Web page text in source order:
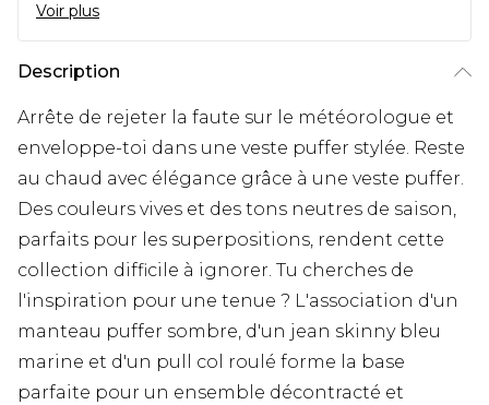
Voir plus
Description
Arrête de rejeter la faute sur le météorologue et
enveloppe-toi dans une veste puffer stylée. Reste
au chaud avec élégance grâce à une veste puffer.
Des couleurs vives et des tons neutres de saison,
parfaits pour les superpositions, rendent cette
collection difficile à ignorer. Tu cherches de
l'inspiration pour une tenue ? L'association d'un
manteau puffer sombre, d'un jean skinny bleu
marine et d'un pull col roulé forme la base
parfaite pour un ensemble décontracté et